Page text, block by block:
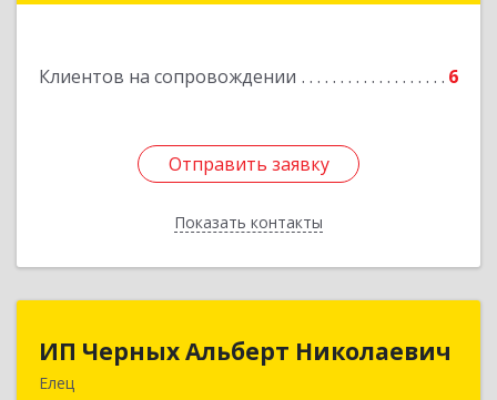
Клиентов на сопровождении 6
Отправить заявку
Показать контакты
Отправить заявку
Назад
ИП Черных Альберт Николаевич
Елец
ИП Черных Альберт Николаевич
399771, Липецкая обл, Елец г, Н.Гусевой ул, 56А